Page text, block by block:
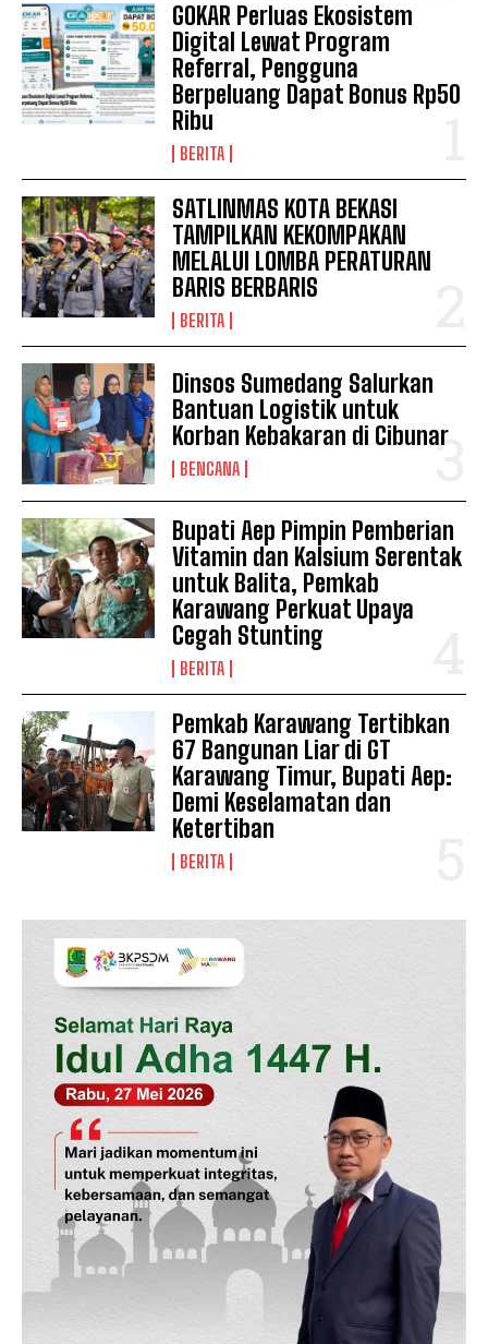
News Week
Magazine PRO
SUBSCRIBE NOW
Company
Disclaimer
Kontak Kami
Redaksi
GOKAR Perluas Ekosistem
Digital Lewat Program
Referral, Pengguna
Berpeluang Dapat Bonus Rp50
Ribu
BERITA
SATLINMAS KOTA BEKASI
TAMPILKAN KEKOMPAKAN
MELALUI LOMBA PERATURAN
BARIS BERBARIS
BERITA
Dinsos Sumedang Salurkan
Bantuan Logistik untuk
Korban Kebakaran di Cibunar
BENCANA
Bupati Aep Pimpin Pemberian
Vitamin dan Kalsium Serentak
untuk Balita, Pemkab
Karawang Perkuat Upaya
Cegah Stunting
BERITA
Pemkab Karawang Tertibkan
67 Bangunan Liar di GT
Karawang Timur, Bupati Aep:
Demi Keselamatan dan
Ketertiban
BERITA